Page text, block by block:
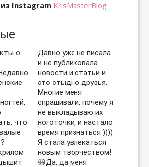
Instagram KrisMasterBlog
о
что
Давно уже не писала
и не публиковала
новости и статьи и
это стыдно друзья.
Многие меня
спрашивали, почему я
не выкладываю их
ноготочки, и настало
время признаться ))))
Я стала увлекаться
новым творчеством!
😃Да, да меня